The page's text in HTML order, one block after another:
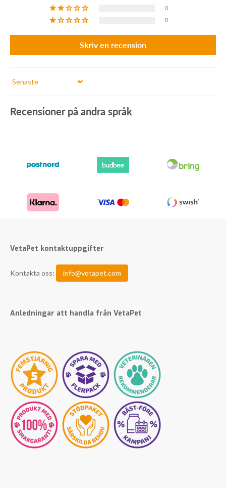
0
0
Skriv en recension
Sort by
Recensioner på andra språk
VetaPet kontaktuppgifter
Kontakta oss: info@vetapet.com
Anledningar att handla från VetaPet